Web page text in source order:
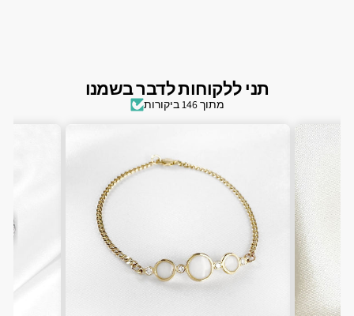
תני ללקוחות לדבר בשמנו
מתוך 146 ביקורות